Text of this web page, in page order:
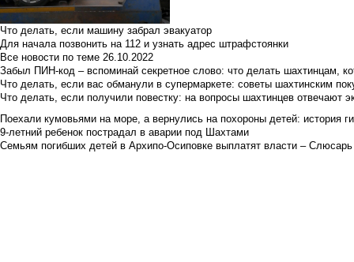
Что делать, если машину забрал эвакуатор
Для начала позвонить на 112 и узнать адрес штрафстоянки
Все новости по теме 26.10.2022
Забыл ПИН-код – вспоминай секретное слово: что делать шахтинцам,
Что делать, если вас обманули в супермаркете: советы шахтинским
Что делать, если получили повестку: на вопросы шахтинцев отвечают
Поехали кумовьями на море, а вернулись на похороны детей: история
9-летний ребенок пострадал в аварии под Шахтами
Семьям погибших детей в Архипо-Осиповке выплатят власти – Слюсарь